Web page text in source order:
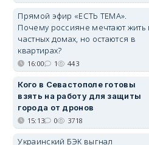
Прямой эфир «ЕСТЬ ТЕМА».
Почему россияне мечтают жить
частных домах, но остаются в
квартирах?
16:00 1 443
Кого в Севастополе готовы
взять на работу для защиты
города от дронов
15:13 0 3718
Украинский БЭК выгнал